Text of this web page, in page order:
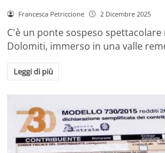
Francesca Petriccione 2 Dicembre 2025
C'è un ponte sospeso
Dolomiti, immerso in una valle
Leggi di più